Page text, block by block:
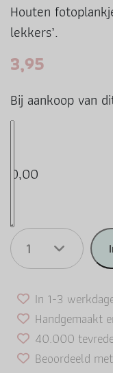
Houten
lekkers’.
3,95
Bij aankoop van
0,00
1
In 1-3
Handgemaakt
40.000
Beoordeeld